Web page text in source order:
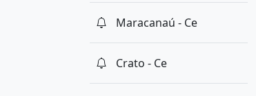
Maracanaú - Ce
Crato - Ce